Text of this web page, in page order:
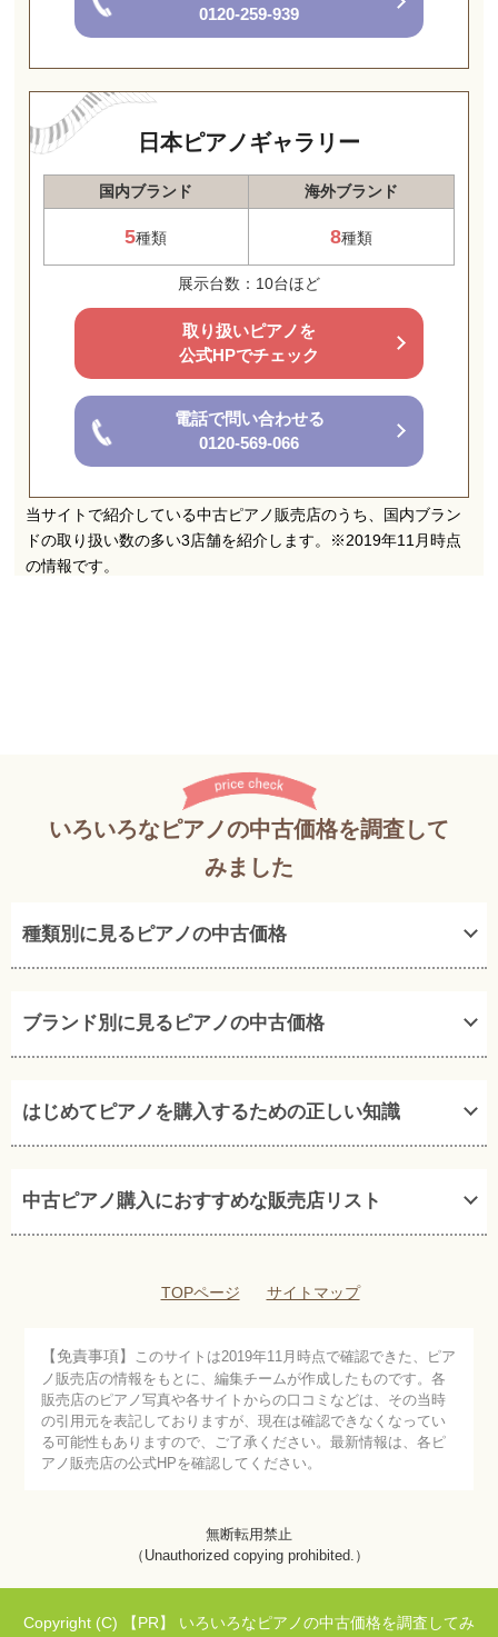
0120-259-939
日本ピアノギャラリー
国内ブランド 海外ブランド
5種類 8種類
展示台数：10台ほど
取り扱いピアノを
公式HPでチェック
電話で問い合わせる
0120-569-066
いろいろなピアノの中古価格を調査して
みました
種類別に見るピアノの中古価格
ブランド別に見るピアノの中古価格
はじめてピアノを購入するための正しい知識
中古ピアノ購入におすすめな販売店リスト
TOPページ サイトマップ
【免責事項】
このサイトは2019年11月時点で確認できた、ピア
ノ販売店の情報をもとに、編集チームが作成したものです。各
販売店のピアノ写真や各サイトからの口コミなどは、その当時
の引用元を表記しておりますが、現在は確認できなくなってい
る可能性もありますので、ご了承ください。最新情報は、各ピ
アノ販売店の公式HPを確認してください。
無断転用禁止
（Unauthorized copying prohibited.）
Copyright (C) いろいろなピアノの中古価格を調査してみ